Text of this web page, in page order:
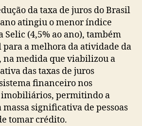
da taxa de juros do Brasil
atingiu o menor índice
Selic (4,5% ao ano), também
a melhora da atividade da
na medida que viabilizou a
das taxas de juros
financeiro nos
permitindo a
significativa de pessoas
tomar crédito.